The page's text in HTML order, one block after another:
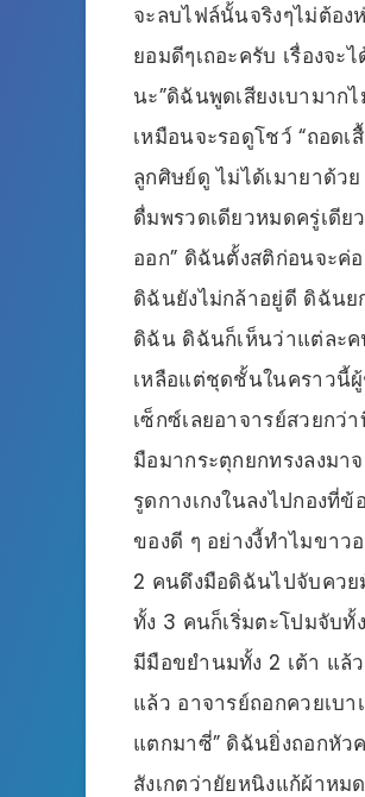
จะลบไฟล์นั้นจริงๆไม่ต้อง
ยอมดีๆเถอะครับ เรื่องจะ
นะ”ดิฉันพูดเสียงเบามา
เหมือนจะรอดูโชว์ “ถอด
ลูกศิษย์ดู ไม่ได้เมายาด้ว
ดื่มพรวดเดียวหมดครู่เดีย
ออก” ดิฉันตั้งสติก่อนจะค่
ดิฉันยังไม่กล้าอยู่ดี ดิฉันย
ดิฉัน ดิฉันก็เห็นว่าแต่ละค
เหลือแต่ชุดชั้นในคราวนี้
เซ็กซ์เลยอาจารย์สวยก
มือมากระตุกยกทรงลงม
รูดกางเกงในลงไปกองที่
ของดี ๆ อย่างงี้ทำไมขาว
2 คนดึงมือดิฉันไปจับคว
ทั้ง 3 คนก็เริ่มตะโปมจับ
มีมือขยำนมทั้ง 2 เต้า แล้
แล้ว อาจารย์ถอกควยเบ
แตกมาซี่” ดิฉันยิ่งถอกหัว
สังเกตว่ายัยหนิงแก้ผ้าห